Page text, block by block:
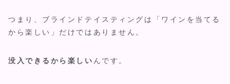
つまり、ブラインドテイスティングは「ワインを当てる
から楽しい」だけではありません。
没入できるから楽しい んです。